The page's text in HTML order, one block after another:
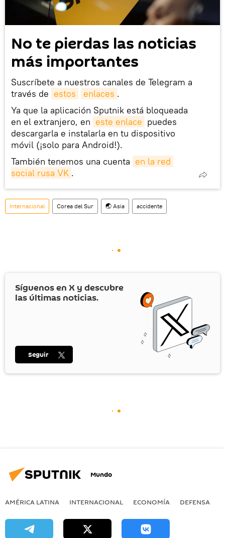
No te pierdas las noticias
más importantes
Suscríbete a nuestros canales de Telegram a
través de estos enlaces .
Ya que la aplicación Sputnik está bloqueada
en el extranjero, en este enlace puedes
descargarla e instalarla en tu dispositivo
móvil (¡solo para Android!).
También tenemos una cuenta en la red
social rusa VK .
Internacional Corea del Sur 🌏 Asia accidente
Síguenos en X y descubre
las últimas noticias.
Seguir
Mundo
AMÉRICA LATINA INTERNACIONAL ECONOMÍA DEFENSA